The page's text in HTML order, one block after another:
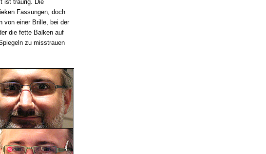
ist traurig. Die
Fassungen, doch
von einer Brille, bei der
die fette Balken auf
zu misstrauen